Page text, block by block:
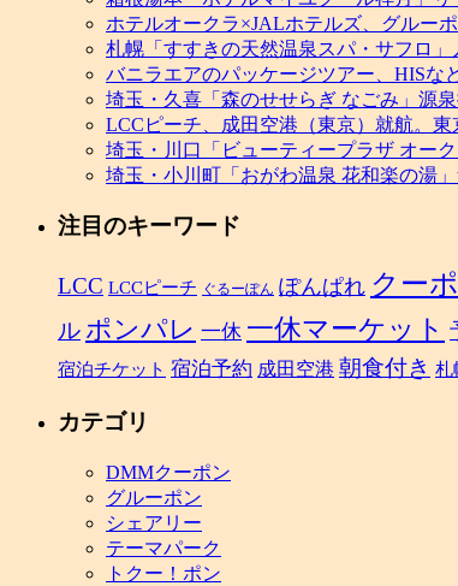
り
セ
ー
ル
も
実
施。
香
の
間
が
早
ホテルオークラ×JALホテルズ、グルー
札幌「すすきの天然温泉スパ・サフロ
バニラエアのパッケージツアー、HISな
埼玉・久喜「森のせせらぎ なごみ」源
LCCピーチ、成田空港（東京）就航。
埼玉・川口「ビューティープラザ オー
埼玉・小川町「おがわ温泉 花和楽の湯
注目のキーワード
LCC LCCピーチ ぐるーぽん ぽんぱれ クー
ル ポンパレ 一休 一休マーケット
宿泊チケット 宿泊予約 成田空港 朝食付き 札
カテゴリ
DMMクーポン
グルーポン
シェアリー
テーマパーク
トクー！ポン